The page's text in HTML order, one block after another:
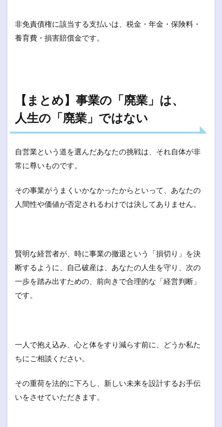
非免責債権に該当する支払いは、税金・年金・保険料・
養育費・損害賠償金です。
【まとめ】事業の「廃業」は、
人生の「廃業」ではない
自営業という道を選んだあなたの挑戦は、それ自体が非
常に尊いものです。
その事業がうまくいかなかったからといって、あなたの
人間性や価値が否定されるわけでは決してありません。
賢明な経営者が、時に事業の撤退という「損切り」を決
断するように、自己破産は、あなたの人生を守り、次の
一歩を踏み出すための、前向きで合理的な「経営判断」
です。
一人で抱え込み、心と体をすり減らす前に、どうか私た
ちにご相談ください。
その重荷を法的に下ろし、新しい未来を設計するお手伝
いをさせていただきます。